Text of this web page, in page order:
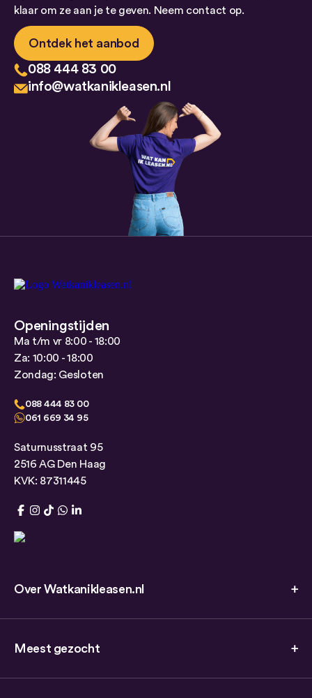
klaar om ze aan je te geven. Neem contact op.
Ontdek het aanbod
088 444 83 00
info@watkanikleasen.nl
Openingstijden
Ma t/m vr 8:00 - 18:00
Za: 10:00 - 18:00
Zondag: Gesloten
088 444 83 00
061 669 34 95
Saturnusstraat 95
2516 AG Den Haag
KVK: 87311445
Over Watkanikleasen.nl
Meest gezocht